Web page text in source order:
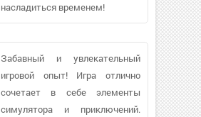
насладиться временем!
Забавный и увлекательный
игровой опыт! Игра отлично
сочетает в себе элементы
симулятора и приключений.